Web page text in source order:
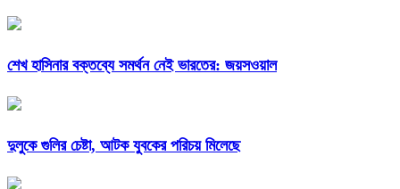
শেখ হাসিনার বক্তব্যে সমর্থন নেই ভারতের: জয়সওয়াল
দুলুকে গুলির চেষ্টা, আটক যুবকের পরিচয় মিলেছে